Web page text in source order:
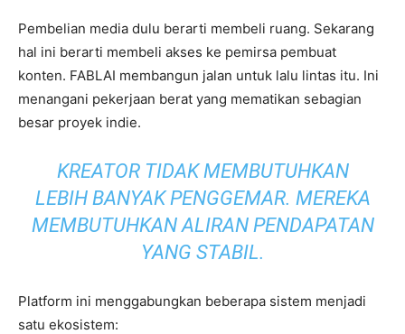
Pembelian media dulu berarti membeli ruang. Sekarang
hal ini berarti membeli akses ke pemirsa pembuat
konten. FABLAI membangun jalan untuk lalu lintas itu. Ini
menangani pekerjaan berat yang mematikan sebagian
besar proyek indie.
KREATOR TIDAK MEMBUTUHKAN
LEBIH BANYAK PENGGEMAR. MEREKA
MEMBUTUHKAN ALIRAN PENDAPATAN
YANG STABIL.
Platform ini menggabungkan beberapa sistem menjadi
satu ekosistem: